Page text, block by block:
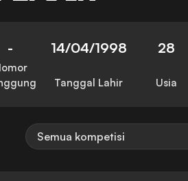
- 14/04/1998
Tanggal Lahir
28
Usia
Semua kompetisi